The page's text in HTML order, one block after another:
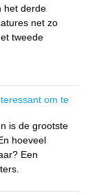
het derde
net zo
tweede
om te
is de grootste
hoeveel
Een